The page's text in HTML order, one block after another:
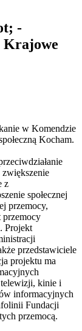
-
Krajowe
w Komendzie
Kocham.
z
społecznej
przemocy,
przemocy
Projekt
przedstawiciele
projektu ma
telewizji, kinie i
informacyjnych
Fundacji
przemocą.